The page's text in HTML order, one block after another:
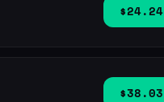
$24.24
$38.03